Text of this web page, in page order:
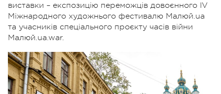
виставки – експозицію переможців довоєнного IV
Міжнародного художнього фестивалю Малюй.ua
та учасників спеціального проєкту часів війни
Малюй.ua.war.